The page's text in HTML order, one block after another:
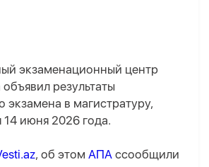
экзаменационный центр
результаты
экзамена в магистратуру,
14 июня 2026 года.
, об этом АПА ссообщили